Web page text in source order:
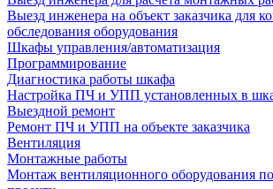
Выезд инженера на объект заказчика для
обследования оборудования
Шкафы управления/автоматизация
Программирование
Диагностика работы шкафа
Настройка ПЧ и УПП установленных в
Выездной ремонт
Ремонт ПЧ и УПП на объекте заказчика
Вентиляция
Монтажные работы
Монтаж вентиляционного оборудования